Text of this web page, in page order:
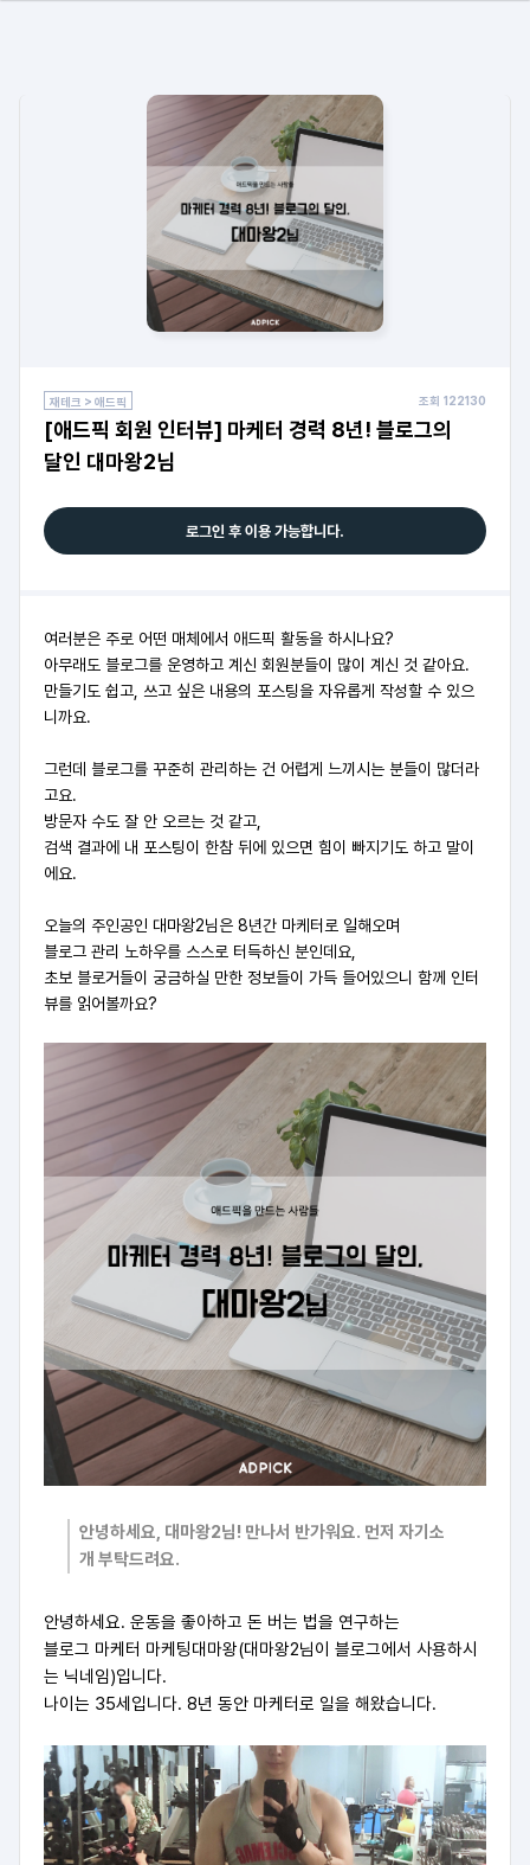
재테크 > 애드픽 조회 122130
[애드픽 회원 인터뷰] 마케터 경력 8년! 블로그의
달인 대마왕2님
로그인 후 이용 가능합니다.
여러분은 주로 어떤 매체에서 애드픽 활동을 하시나요?
아무래도 블로그를 운영하고 계신 회원분들이 많이 계신 것 같아요.
만들기도 쉽고, 쓰고 싶은 내용의 포스팅을 자유롭게 작성할 수 있으
니까요.
그런데 블로그를 꾸준히 관리하는 건 어렵게 느끼시는 분들이 많더라
고요.
방문자 수도 잘 안 오르는 것 같고,
검색 결과에 내 포스팅이 한참 뒤에 있으면 힘이 빠지기도 하고 말이
에요.
오늘의 주인공인 대마왕2님은 8년간 마케터로 일해오며
블로그 관리 노하우를 스스로 터득하신 분인데요,
초보 블로거들이 궁금하실 만한 정보들이 가득 들어있으니 함께 인터
뷰를 읽어볼까요?
안녕하세요, 대마왕2님! 만나서 반가워요. 먼저 자기소
개 부탁드려요.
안녕하세요. 운동을 좋아하고 돈 버는 법을 연구하는
블로그 마케터 마케팅대마왕(대마왕2님이 블로그에서 사용하시
는 닉네임)입니다.
나이는 35세입니다. 8년 동안 마케터로 일을 해왔습니다.